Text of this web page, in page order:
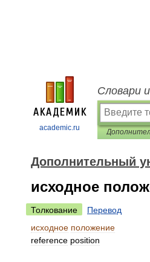
academic.ru
Словари
Дополнительный
исходное
Толкование
Перевод
исходное положение
reference position